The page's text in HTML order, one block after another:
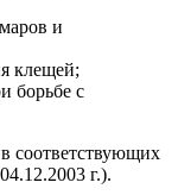
и
клещей;
борьбе с
соответствующих
г.).